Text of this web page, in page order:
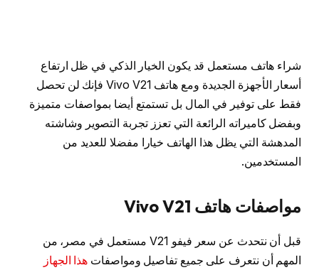
شراء هاتف مستعمل قد يكون الخيار الذكي في ظل ارتفاع
أسعار الأجهزة الجديدة ومع هاتف Vivo V21 فإنك لن تحصل
فقط على توفير في المال بل تستمتع أيضا بمواصفات متميزة
وبفضل كاميراته الرائعة التي تعزز تجربة التصوير وشاشته
المدهشة التي يظل هذا الهاتف خيارا مفضلا للعديد من
المستخدمين.
مواصفات هاتف Vivo V21
قبل أن نتحدث عن سعر فيفو V21 مستعمل في مصر، من
المهم أن نتعرف على جميع تفاصيل ومواصفات هذا الجهاز